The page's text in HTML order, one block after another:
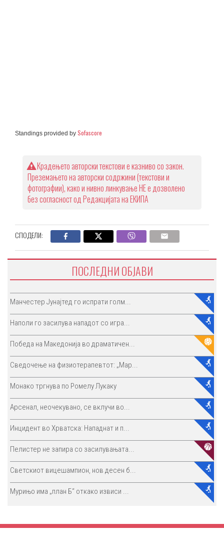
Standings provided by Sofascore
Крадењето авторски текстови е казниво со закон.
Преземањето на авторски содржини (текстови и
фотографии), како и нивно линкување НЕ е дозволено
без согласност од Редакцијата на ЕКИПА
СПОДЕЛИ:
ПОСЛЕДНИ ОБЈАВИ
Манчестер Јунајтед го испрати голм...
Наполи го засилува нападот со игра...
Победа на Македонија во драматичен...
Сведочење на физиотерапевтот: „Мар...
Монако тргнува по Ромелу Лукаку
Арсенал, неочекувано, се вклучи во...
Инцидент во Хрватска: Нападнат и п...
Пелистер не запира со засилувањата...
Светскиот вицешампион, нов десен б...
Мурињо има „план Б“ откако извиси ...